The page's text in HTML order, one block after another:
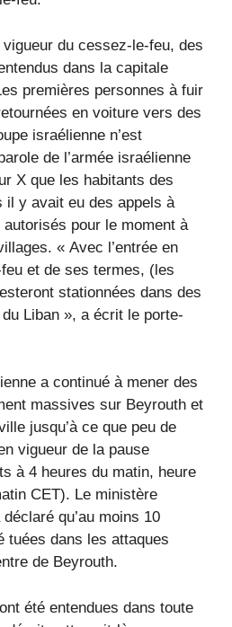
vigueur du cessez-le-feu, des
dans la capitale
premières personnes à fuir
en voiture vers des
israélienne n’est
de l’armée israélienne
X que les habitants des
il y avait eu des appels à
autorisés pour le moment à
« Avec l’entrée en
et de ses termes, (les
stationnées dans des
Liban », a écrit le porte-
a continué à mener des
massives sur Beyrouth et
jusqu’à ce que peu de
vigueur de la pause
à 4 heures du matin, heure
CET). Le ministère
qu’au moins 10
tuées dans les attaques
de Beyrouth.
été entendues dans toute